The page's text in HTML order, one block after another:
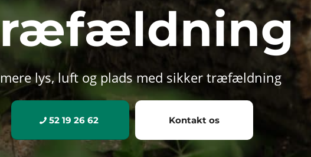
lys, luft og plads med sikker træfældning
52 19 26 62 Kontakt os